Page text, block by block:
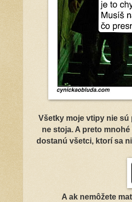
Všetky moje vtipy nie
ne stoja. A preto
dostanú všetci, ktorí sa
A ak nemôžete